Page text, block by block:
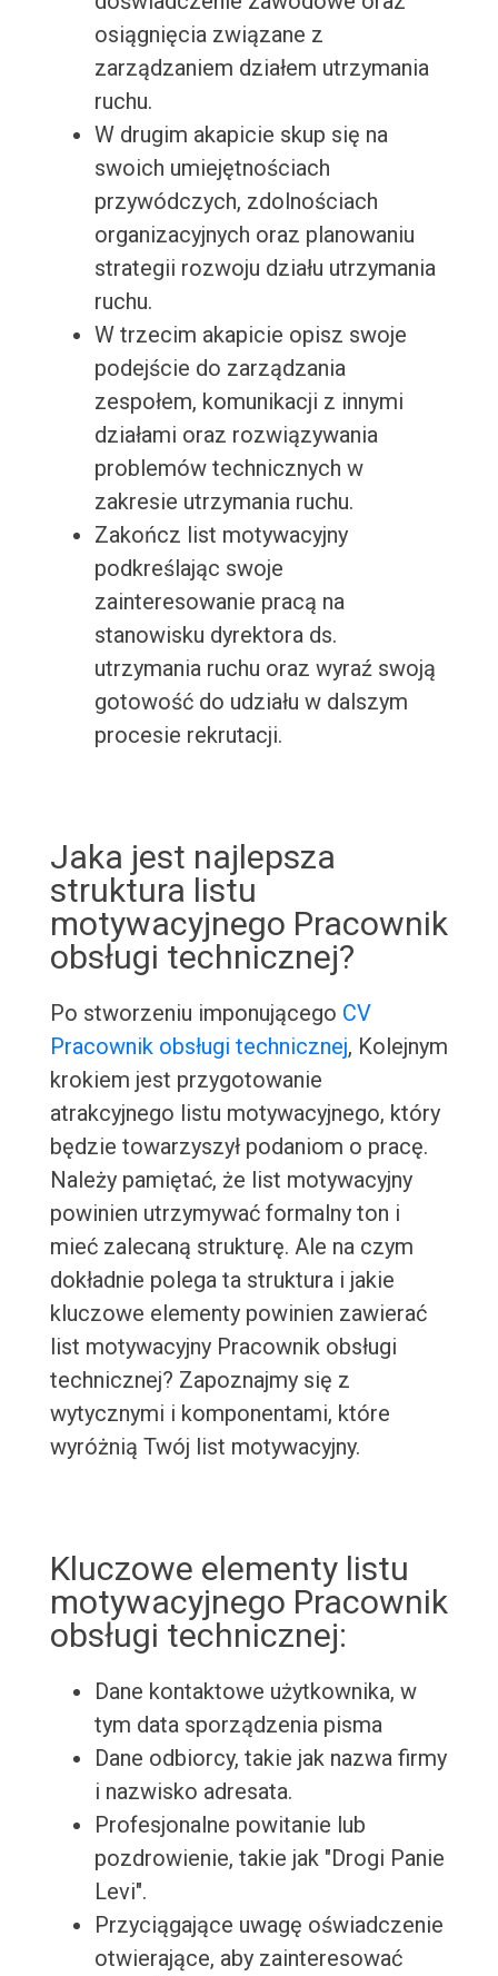
osiągnięcia związane z
zarządzaniem działem utrzymania
ruchu.
W drugim akapicie skup się na
swoich umiejętnościach
przywódczych, zdolnościach
organizacyjnych oraz planowaniu
strategii rozwoju działu utrzymania
ruchu.
W trzecim akapicie opisz swoje
podejście do zarządzania
zespołem, komunikacji z innymi
działami oraz rozwiązywania
problemów technicznych w
zakresie utrzymania ruchu.
Zakończ list motywacyjny
podkreślając swoje
zainteresowanie pracą na
stanowisku dyrektora ds.
utrzymania ruchu oraz wyraź swoją
gotowość do udziału w dalszym
procesie rekrutacji.
Jaka jest najlepsza
struktura listu
motywacyjnego Pracownik
obsługi technicznej?
Po stworzeniu imponującego CV
Pracownik obsługi technicznej, Kolejnym
krokiem jest przygotowanie
atrakcyjnego listu motywacyjnego, który
będzie towarzyszył podaniom o pracę.
Należy pamiętać, że list motywacyjny
powinien utrzymywać formalny ton i
mieć zalecaną strukturę. Ale na czym
dokładnie polega ta struktura i jakie
kluczowe elementy powinien zawierać
list motywacyjny Pracownik obsługi
technicznej? Zapoznajmy się z
wytycznymi i komponentami, które
wyróżnią Twój list motywacyjny.
Kluczowe elementy listu
motywacyjnego Pracownik
obsługi technicznej:
Dane kontaktowe użytkownika, w
tym data sporządzenia pisma
Dane odbiorcy, takie jak nazwa firmy
i nazwisko adresata.
Profesjonalne powitanie lub
pozdrowienie, takie jak "Drogi Panie
Levi".
Przyciągające uwagę oświadczenie
otwierające, aby zainteresować